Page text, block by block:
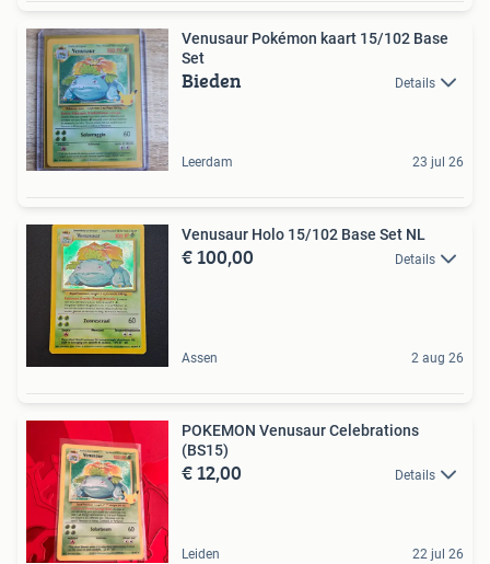
Venusaur Pokémon kaart 15/102 Base
Set
Bieden Details
Leerdam 23 jul 26
Venusaur Holo 15/102 Base Set NL
€ 100,00 Details
Assen 2 aug 26
POKEMON Venusaur Celebrations
(BS15)
€ 12,00 Details
Leiden 22 jul 26